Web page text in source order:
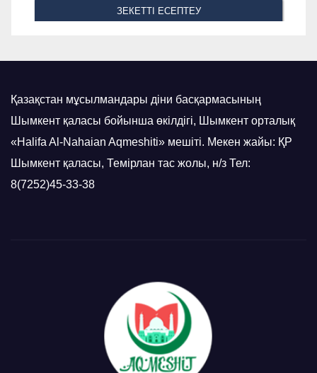
Қазақстан мұсылмандары діни басқармасының
Шымкент қаласы бойынша өкілдігі, Шымкент орталық
«Halifa Al-Nahaian Aqmeshiti» мешіті. Мекен жайы: ҚР
Шымкент қаласы, Темірлан тас жолы, н/з Тел:
8(7252)45-33-38